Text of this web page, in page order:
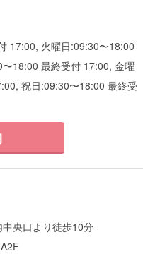
17:00, 火曜日:09:30〜18:00
18:00 最終受付 17:00, 金曜
祝日:09:30〜18:00 最終受
央口より徒歩10分